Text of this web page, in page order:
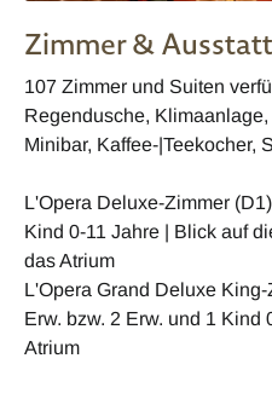
Zimmer &
107 Zimmer und Suiten
Regendusche,
Minibar, Kaffee-|Teekocher,
L'Opera Deluxe-Zimmer
Kind 0-11 Jahre | Blick auf
das Atrium
L'Opera Grand Deluxe
Erw. bzw. 2 Erw. und 1 Kind
Atrium